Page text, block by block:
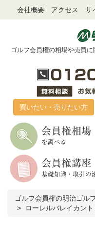
会社概要 アクセス サ
ゴルフ会員権の相場や売買に
買いたい・売りたい方
ゴルフ会員権の明治ゴルフ
ローレルバレイカン